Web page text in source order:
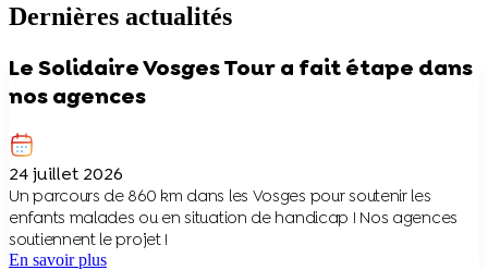
Dernières actualités
Le Solidaire Vosges Tour a fait étape dans
nos agences
24 juillet 2026
Un parcours de 860 km dans les Vosges pour soutenir les
enfants malades ou en situation de handicap ! Nos agences
soutiennent le projet !
En savoir plus